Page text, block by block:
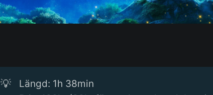
💡
Längd: 1h 38min